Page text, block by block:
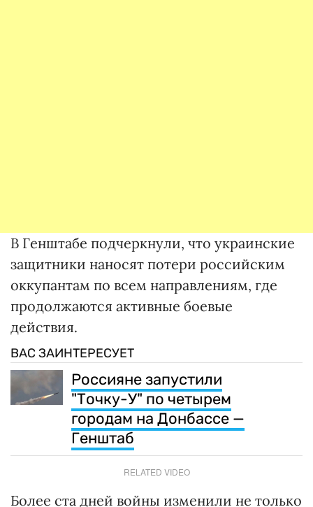
В Генштабе подчеркнули, что украинские
защитники наносят потери российским
оккупантам по всем направлениям, где
продолжаются активные боевые
действия.
ВАС ЗАИНТЕРЕСУЕТ
Россияне запустили
"Точку-У" по четырем
городам на Донбассе —
Генштаб
RELATED VIDEO
Более ста дней войны изменили не только